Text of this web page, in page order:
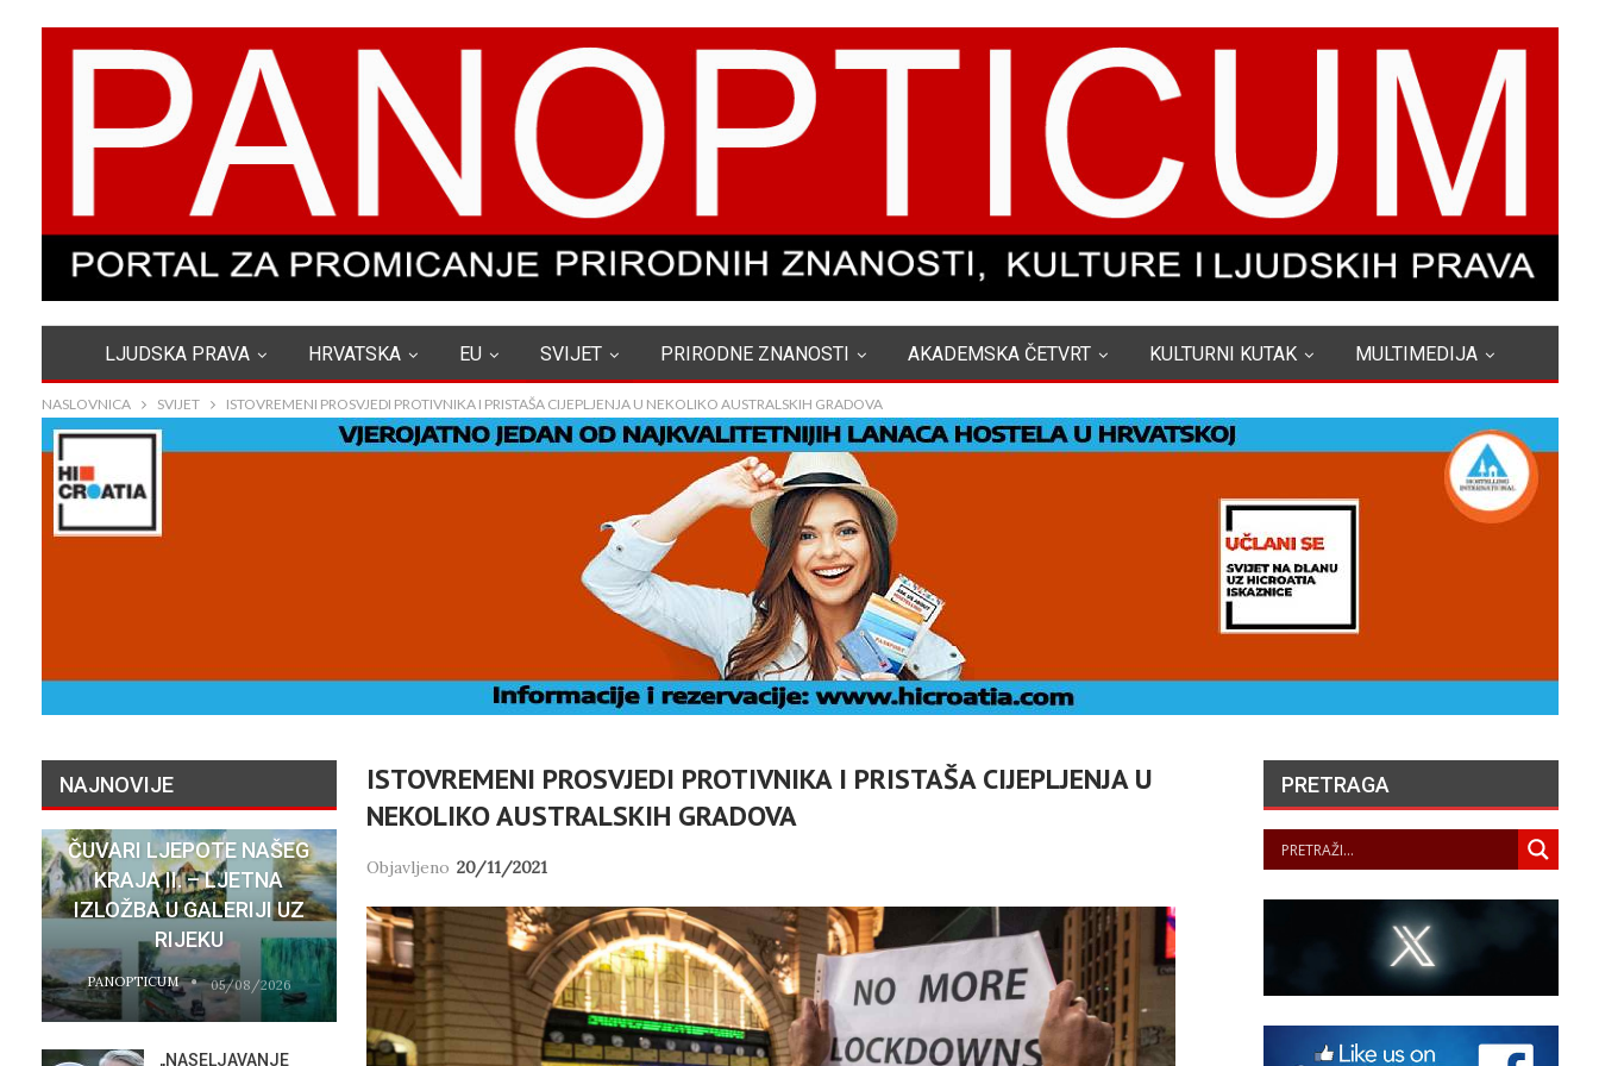
LJUDSKA PRAVA HRVATSKA EU SVIJET PRIRODNE ZNANOSTI AKADEMSKA ČETVRT KULTURNI KUTAK MULTIMEDIJA
NASLOVNICA SVIJET ISTOVREMENI PROSVJEDI PROTIVNIKA I PRISTAŠA CIJEPLJENJA U NEKOLIKO AUSTRALSKIH GRADOVA
ISTOVREMENI PROSVJEDI PROTIVNIKA I PRISTAŠA CIJEPLJENJA U
NEKOLIKO AUSTRALSKIH GRADOVA
Objavljeno 20/11/2021
NAJNOVIJE
ČUVARI LJEPOTE NAŠEG
KRAJA II. – LJETNA
IZLOŽBA U GALERIJI UZ
RIJEKU
PANOPTICUM 05/08/2026
„NASELJAVANJE
SU STVARNI VLASNICI
HOTELA COSTABELLA U
RIJECI?
PANOPTICUM 02/08/2026
MOBILNI TURIZAM
IZLOŽBA MARGERITE
RAKIĆ
PANOPTICUM 30/07/2026
HRVATSKA MEĐU
ČUVARI LJEPOTE NAŠEG
IZLOŽBA U GALERIJI UZ
RIJEKU
PANOPTICUM
„NASELJAVANJE
PRETRAGA